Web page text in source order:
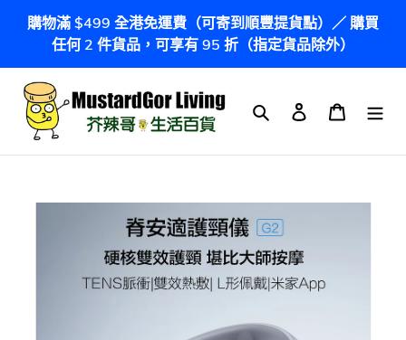
容
購物滿 $499 全港免運費（可寄到順豐提貨點）／ 購買
任何 2 件貨品，可享有 95 折（指定貨品除外）
搜尋 登入 購物車